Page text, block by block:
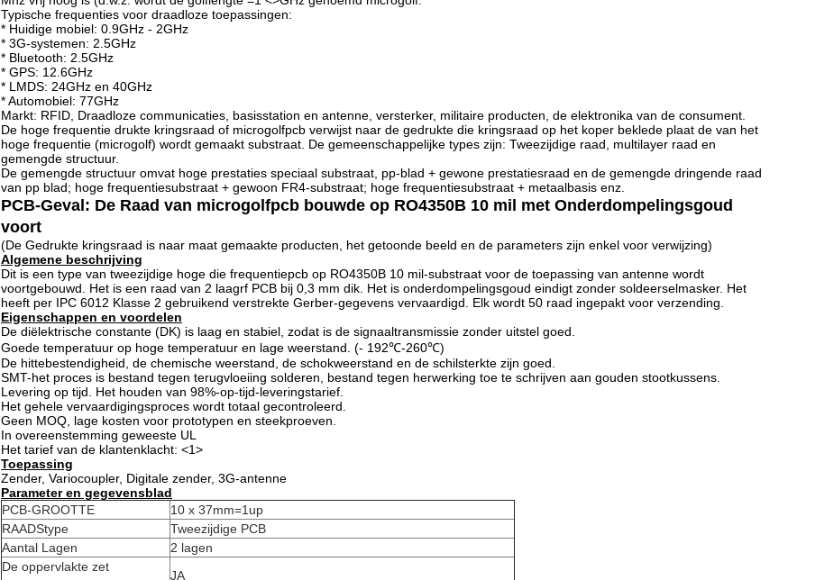
Typische frequenties voor draadloze toepassingen:
* Huidige mobiel: 0.9GHz - 2GHz
* 3G-systemen: 2.5GHz
* Bluetooth: 2.5GHz
* GPS: 12.6GHz
* LMDS: 24GHz en 40GHz
* Automobiel: 77GHz
Markt: RFID, Draadloze communicaties, basisstation en antenne, versterker, militaire producten, de elektronika van de consument.
De hoge frequentie drukte kringsraad of microgolfpcb verwijst naar de gedrukte die kringsraad op het koper beklede plaat de van het
hoge frequentie (microgolf) wordt gemaakt substraat. De gemeenschappelijke types zijn: Tweezijdige raad, multilayer raad en
gemengde structuur.
De gemengde structuur omvat hoge prestaties speciaal substraat, pp-blad + gewone prestatiesraad en de gemengde dringende raad
van pp blad; hoge frequentiesubstraat + gewoon FR4-substraat; hoge frequentiesubstraat + metaalbasis enz.
PCB-Geval: De Raad van microgolfpcb bouwde op RO4350B 10 mil met Onderdompelingsgoud
voort
(De Gedrukte kringsraad is naar maat gemaakte producten, het getoonde beeld en de parameters zijn enkel voor verwijzing)
Algemene beschrijving
Dit is een type van tweezijdige hoge die frequentiepcb op RO4350B 10 mil-substraat voor de toepassing van antenne wordt
voortgebouwd. Het is een raad van 2 laagrf PCB bij 0,3 mm dik. Het is onderdompelingsgoud eindigt zonder soldeerselmasker. Het
heeft per IPC 6012 Klasse 2 gebruikend verstrekte Gerber-gegevens vervaardigd. Elk wordt 50 raad ingepakt voor verzending.
Eigenschappen en voordelen
De diëlektrische constante (DK) is laag en stabiel, zodat is de signaaltransmissie zonder uitstel goed.
Goede temperatuur op hoge temperatuur en lage weerstand. (- 192℃-260℃)
De hittebestendigheid, de chemische weerstand, de schokweerstand en de schilsterkte zijn goed.
SMT-het proces is bestand tegen terugvloeiing solderen, bestand tegen herwerking toe te schrijven aan gouden stootkussens.
Levering op tijd. Het houden van 98%-op-tijd-leveringstarief.
Het gehele vervaardigingsproces wordt totaal gecontroleerd.
Geen MOQ, lage kosten voor prototypen en steekproeven.
In overeenstemming geweeste UL
Het tarief van de klantenklacht: <1>
Toepassing
Zender, Variocoupler, Digitale zender, 3G-antenne
Parameter en gegevensblad
PCB-GROOTTE
10 x 37mm=1up
RAADStype
Tweezijdige PCB
Aantal Lagen
2 lagen
De oppervlakte zet
JA